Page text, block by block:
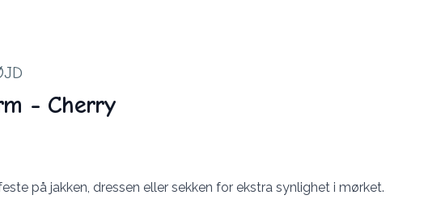
- Cherry
på jakken, dressen eller sekken for ekstra synlighet i mørket.